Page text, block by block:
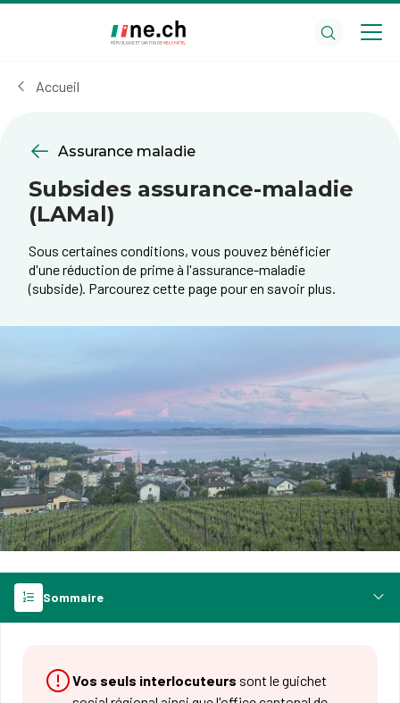
cookies
Accueil
Assurance maladie
Subsides assurance-maladie
(LAMal)
Sous certaines conditions, vous pouvez bénéficier
d'une réduction de prime à l'assurance-maladie
(subside). Parcourez cette page pour en savoir plus.
Sommaire
Vos seuls interlocuteurs sont le guichet